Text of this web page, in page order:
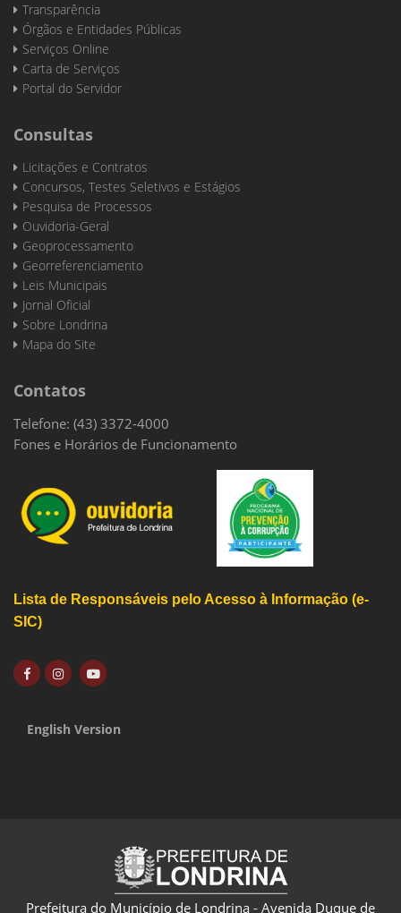
Transparência
Órgãos e Entidades Públicas
Serviços Online
Carta de Serviços
Portal do Servidor
Consultas
Licitações e Contratos
Concursos, Testes Seletivos e Estágios
Pesquisa de Processos
Ouvidoria-Geral
Geoprocessamento
Georreferenciamento
Leis Municipais
Jornal Oficial
Sobre Londrina
Mapa do Site
Contatos
Telefone: (43) 3372-4000
Fones e Horários de Funcionamento
Lista de Responsáveis pelo Acesso à Informação (e-
SIC)
English Version
Prefeitura do Município de Londrina - Avenida Duque de